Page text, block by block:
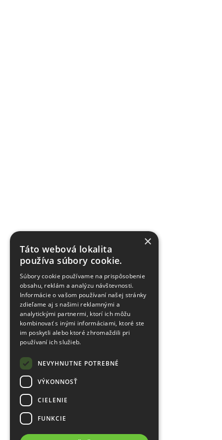
×
Táto webová lokalita
používa súbory cookie.
Súbory cookie používame na prispôsobenie
obsahu, reklám a analýzu návštevnosti.
Informácie o vašom používaní našej stránky
zdieľame aj s našimi reklamnými a
analytickými partnermi, ktorí ich môžu
kombinovať s inými informáciami, ktoré ste
im poskytli alebo ktoré zhromaždili pri
používaní ich služieb.
NEVYHNUTNE POTREBNÉ
VÝKONNOSŤ
CIELENIE
FUNKCIE